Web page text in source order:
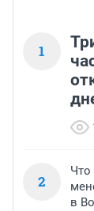
1
2
Что
в